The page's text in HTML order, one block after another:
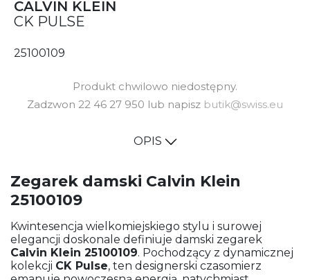
CALVIN KLEIN
CK PULSE
25100109
Produkt chwilowo niedostępny.
Zadzwon 22 46 27 950 lub napisz butik@swiss.eu
OPIS
Zegarek damski Calvin Klein
25100109
Kwintesencja wielkomiejskiego stylu i surowej
elegancji doskonale definiuje damski zegarek
Calvin Klein 25100109. Pochodzący z dynamicznej
kolekcji CK Pulse, ten designerski czasomierz